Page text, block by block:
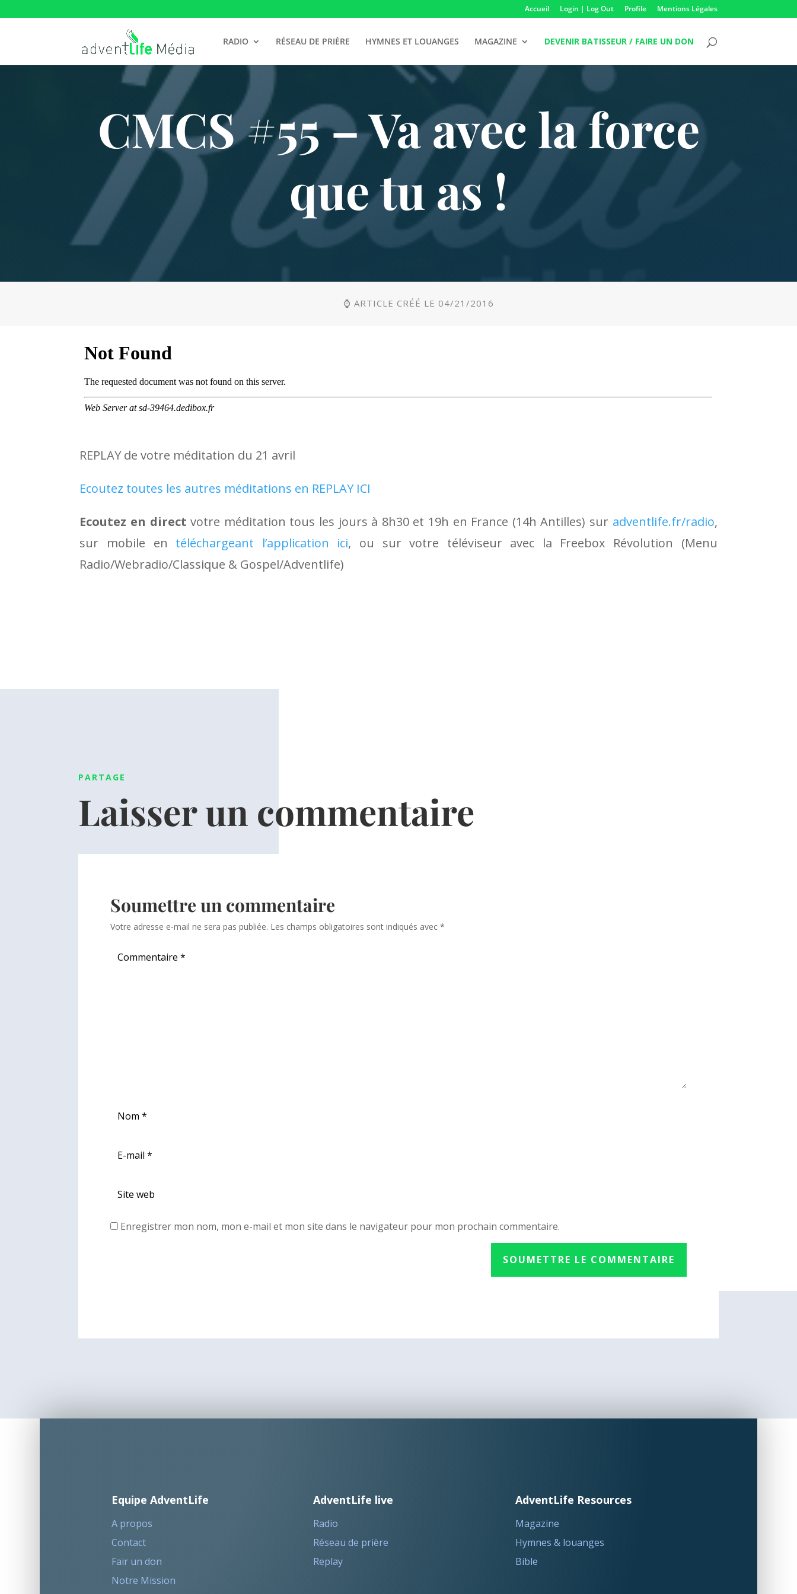
Accueil Login | Log Out Profile Mentions Légales
RADIO RÉSEAU DE PRIÈRE HYMNES ET LOUANGES MAGAZINE DEVENIR BATISSEUR / FAIRE UN DON
CMCS #55 – Va avec la force
que tu as !
⌚ ARTICLE CRÉÉ LE 04/21/2016
REPLAY de votre méditation du 21 avril
Ecoutez toutes les autres méditations en REPLAY ICI
Ecoutez en direct votre méditation tous les jours à 8h30 et 19h en France (14h Antilles) sur adventlife.fr/radio,
sur mobile en téléchargeant l’application ici, ou sur votre téléviseur avec la Freebox Révolution (Menu
Radio/Webradio/Classique & Gospel/Adventlife)
PARTAGE
Laisser un commentaire
Soumettre un commentaire
Votre adresse e-mail ne sera pas publiée. Les champs obligatoires sont indiqués avec *
Enregistrer mon nom, mon e-mail et mon site dans le navigateur pour mon prochain commentaire.
SOUMETTRE LE COMMENTAIRE
Equipe AdventLife
A propos
Contact
Fair un don
Notre Mission
AdventLife live
Radio
Réseau de prière
Replay
AdventLife Resources
Magazine
Hymnes & louanges
Bible